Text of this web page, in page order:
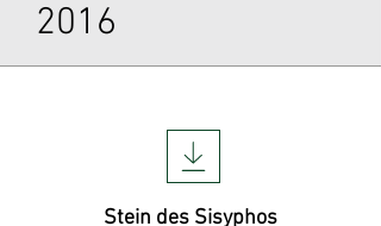
2016
Stein des Sisyphos